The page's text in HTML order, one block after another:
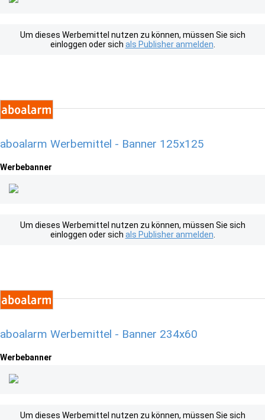
Um dieses Werbemittel nutzen zu können, müssen Sie sich
einloggen oder sich als Publisher anmelden
aboalarm Werbemittel - Banner 125x125
Werbebanner
Um dieses Werbemittel nutzen zu können, müssen Sie sich
einloggen oder sich als Publisher anmelden
aboalarm Werbemittel - Banner 234x60
Werbebanner
Um dieses Werbemittel nutzen zu können, müssen Sie sich